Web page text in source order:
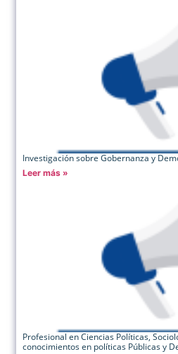
Investigación sobre Gobernanza y
Leer más »
Profesional en Ciencias Políticas,
conocimientos en políticas Públicas y